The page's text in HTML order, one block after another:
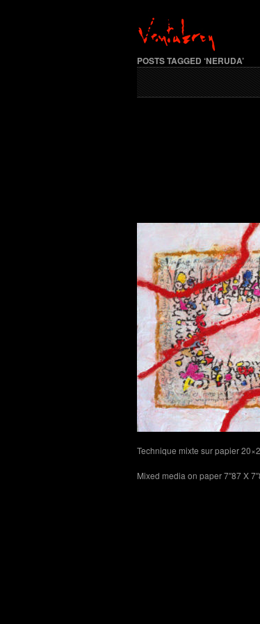
POSTS TAGGED ‘NERUDA’
Technique mixte sur papier
Mixed media on paper 7″87 X